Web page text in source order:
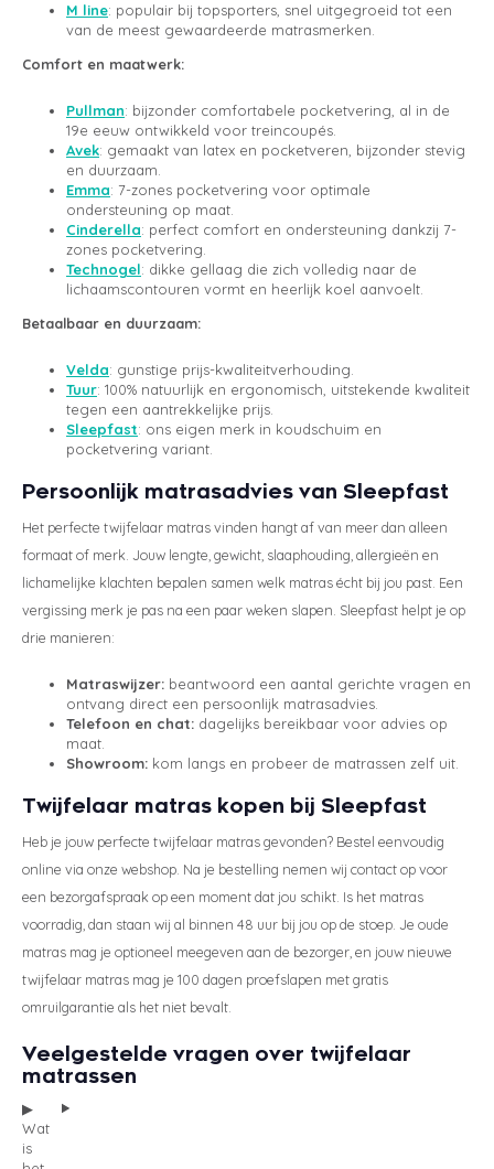
M line: populair bij topsporters, snel uitgegroeid tot een
van de meest gewaardeerde matrasmerken.
Comfort en maatwerk:
Pullman: bijzonder comfortabele pocketvering, al in de
19e eeuw ontwikkeld voor treincoupés.
Avek: gemaakt van latex en pocketveren, bijzonder stevig
en duurzaam.
Emma: 7-zones pocketvering voor optimale
ondersteuning op maat.
Cinderella: perfect comfort en ondersteuning dankzij 7-
zones pocketvering.
Technogel: dikke gellaag die zich volledig naar de
lichaamscontouren vormt en heerlijk koel aanvoelt.
Betaalbaar en duurzaam:
Velda: gunstige prijs-kwaliteitverhouding.
Tuur: 100% natuurlijk en ergonomisch, uitstekende kwaliteit
tegen een aantrekkelijke prijs.
Sleepfast: ons eigen merk in koudschuim en
pocketvering variant.
Persoonlijk matrasadvies van Sleepfast
Het perfecte twijfelaar matras vinden hangt af van meer dan alleen
formaat of merk. Jouw lengte, gewicht, slaaphouding, allergieën en
lichamelijke klachten bepalen samen welk matras écht bij jou past. Een
vergissing merk je pas na een paar weken slapen. Sleepfast helpt je op
drie manieren:
Matraswijzer: beantwoord een aantal gerichte vragen en
ontvang direct een persoonlijk matrasadvies.
Telefoon en chat: dagelijks bereikbaar voor advies op
maat.
Showroom: kom langs en probeer de matrassen zelf uit.
Twijfelaar matras kopen bij Sleepfast
Heb je jouw perfecte twijfelaar matras gevonden? Bestel eenvoudig
online via onze webshop. Na je bestelling nemen wij contact op voor
een bezorgafspraak op een moment dat jou schikt. Is het matras
voorradig, dan staan wij al binnen 48 uur bij jou op de stoep. Je oude
matras mag je optioneel meegeven aan de bezorger, en jouw nieuwe
twijfelaar matras mag je 100 dagen proefslapen met gratis
omruilgarantie als het niet bevalt.
Veelgestelde vragen over twijfelaar
matrassen
Wat
is